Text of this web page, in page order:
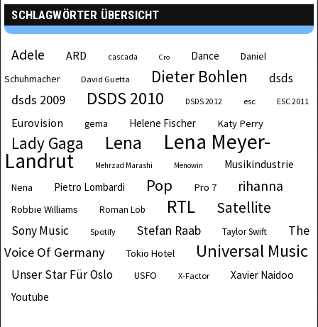
SCHLAGWÖRTER ÜBERSICHT
Adele ARD cascada Cro Dance
Daniel
Schuhmacher
David Guetta Dieter Bohlen dsds
dsds 2009 DSDS 2010 DSDS 2012 esc ESC 2011
Eurovision gema Helene Fischer Katy Perry
Lady Gaga Lena Lena Meyer-
Landrut Mehrzad Marashi Menowin Musikindustrie
Nena Pietro Lombardi Pop Pro 7 rihanna
Robbie Williams Roman Lob RTL Satellite
Sony Music Spotify Stefan Raab Taylor Swift
The
Voice Of Germany
Tokio Hotel Universal Music
Unser Star Für Oslo USFO X-Factor
Xavier Naidoo
Youtube